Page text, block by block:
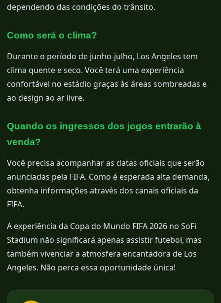
dependendo das condições do trânsito.
Como será o clima?
Durante o período de junho-julho, Los Angeles tem
clima quente e seco. Você terá uma experiência
confortável no estádio graças às áreas sombreadas e
ao design ao ar livre.
Quando os ingressos dos jogos entrarão à
venda?
Você precisa acompanhar as datas oficiais que serão
anunciadas pela FIFA. Como é esperada alta demanda,
obtenha informações através dos canais oficiais da
FIFA.
A experiência da Copa do Mundo FIFA 2026 no SoFi
Stadium não significará apenas assistir futebol, mas
também vivenciar a atmosfera encantadora de Los
Angeles. Não perca essa oportunidade única!